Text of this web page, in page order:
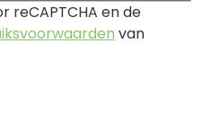
reCAPTCHA en de
van